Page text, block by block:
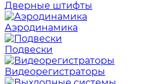
Дверные штифты
Аэродинамика
Подвески
Видеорегистраторы